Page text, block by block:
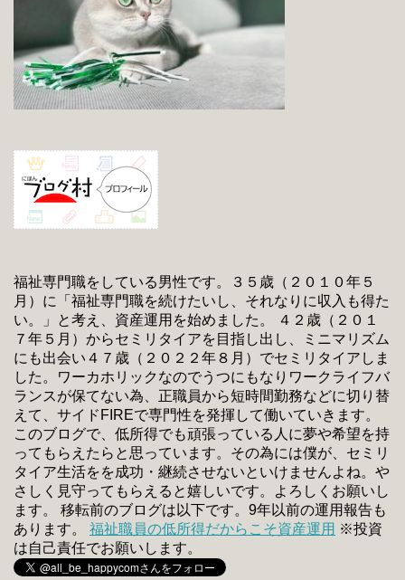
福祉専門職をしている男性です。３５歳（２０１０年５
月）に「福祉専門職を続けたいし、それなりに収入も得た
い。」と考え、資産運用を始めました。 ４２歳（２０１
７年５月）からセミリタイアを目指し出し、ミニマリズム
にも出会い４７歳（２０２２年８月）でセミリタイアしま
した。ワーカホリックなのでうつにもなりワークライフバ
ランスが保てない為、正職員から短時間勤務などに切り替
えて、サイドFIREで専門性を発揮して働いていきます。
このブログで、低所得でも頑張っている人に夢や希望を持
ってもらえたらと思っています。その為には僕が、セミリ
タイア生活をを成功・継続させないといけませんよね。や
さしく見守ってもらえると嬉しいです。よろしくお願いし
ます。 移転前のブログは以下です。9年以前の運用報告も
あります。 福祉職員の低所得だからこそ資産運用 ※投資
は自己責任でお願いします。